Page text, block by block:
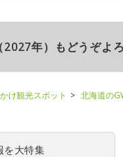
年）もどうぞよ
け観光スポット
北海道の
を大特集